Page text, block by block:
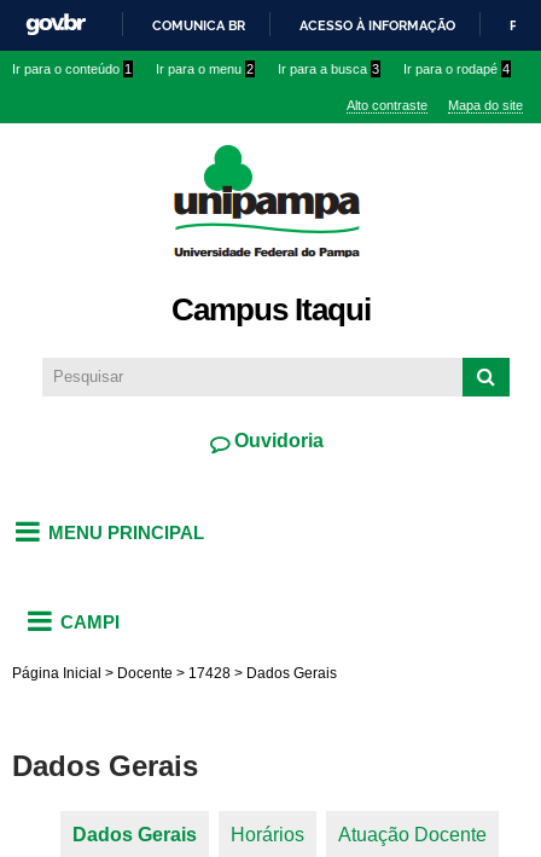
conteúdo
IR
O
COMUNICA BR ACESSO À INFORMAÇÃO
Ir para o conteúdo 1 Ir para o menu 2 Ir para a busca 3 Ir para o rodapé 4
Alto contraste Mapa do site
Campus Itaqui
Ouvidoria
MENU PRINCIPAL
CAMPI
Página Inicial > Docente > 17428 > Dados Gerais
Dados Gerais
Dados Gerais (aba ativa)
Horários Atuação Docente